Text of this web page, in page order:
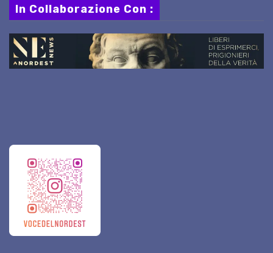
In Collaborazione Con :